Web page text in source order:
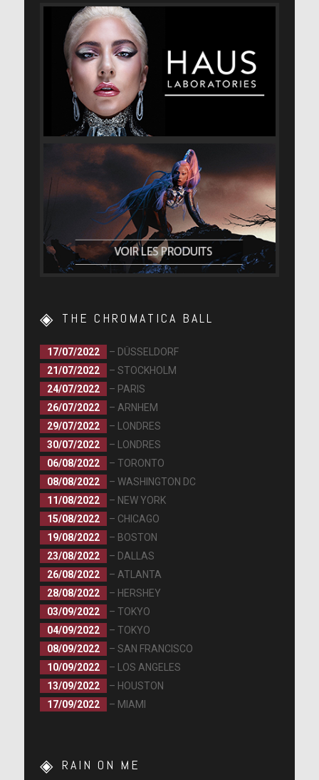
THE CHROMATICA BALL
17/07/2022
– DÜSSELDORF
21/07/2022
– STOCKHOLM
24/07/2022
– PARIS
26/07/2022
– ARNHEM
29/07/2022
– LONDRES
30/07/2022
– LONDRES
06/08/2022
– TORONTO
08/08/2022
– WASHINGTON DC
11/08/2022
– NEW YORK
15/08/2022
– CHICAGO
19/08/2022
– BOSTON
23/08/2022
– DALLAS
26/08/2022
– ATLANTA
28/08/2022
– HERSHEY
03/09/2022
– TOKYO
04/09/2022
– TOKYO
08/09/2022
– SAN FRANCISCO
10/09/2022
– LOS ANGELES
13/09/2022
– HOUSTON
17/09/2022
– MIAMI
RAIN ON ME